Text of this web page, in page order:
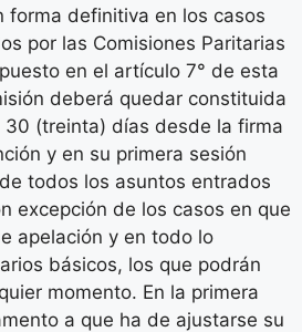
forma definitiva en los casos
por las Comisiones Paritarias
en el artículo 7° de esta
deberá quedar constituida
(treinta) días desde la firma
y en su primera sesión
todos los asuntos entrados
excepción de los casos en que
apelación y en todo lo
básicos, los que podrán
momento. En la primera
a que ha de ajustarse su